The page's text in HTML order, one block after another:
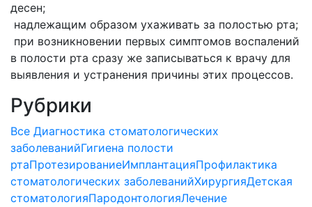
десен;
надлежащим образом ухаживать за полостью рта;
при возникновении первых симптомов воспалений
в полости рта сразу же записываться к врачу для
выявления и устранения причины этих процессов.
Рубрики
Все Диагностика стоматологических
заболеванийГигиена полости
ртаПротезированиеИмплантацияПрофилактика
стоматологических заболеванийХирургияДетская
стоматологияПародонтологияЛечение